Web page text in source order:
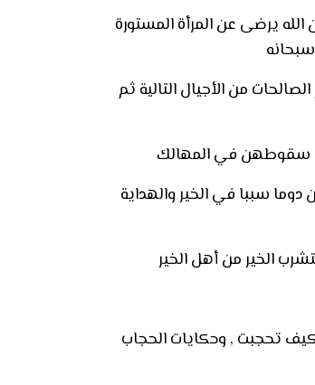
يرضى عن المرأة المستورة
من الأجيال التالية ثم
في سقوطهن في المهالك
دوما سببا في الخير والهداية
الخير من أهل الخير
تحجبت , وحكايات الحجاب